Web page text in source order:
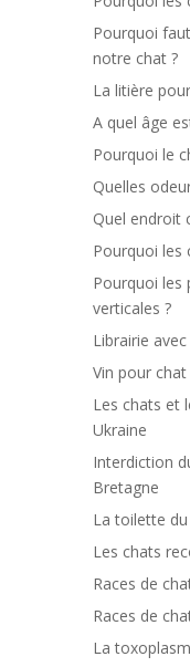
Pourquoi
notre chat ?
La litière
A quel âge
Pourquoi le
Quelles
Quel endroit
Pourquoi les
Pourquoi les
verticales ?
Librairie
Vin pour chat
Les chats et
Ukraine
Interdiction
Bretagne
La toilette
Les chats
Races de
Races de
La